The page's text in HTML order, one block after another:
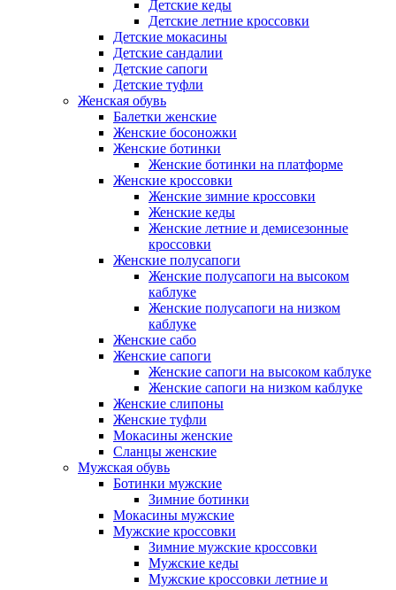
Детские кеды
Детские летние кроссовки
Детские мокасины
Детские сандалии
Детские сапоги
Детские туфли
Женская обувь
Балетки женские
Женские босоножки
Женские ботинки
Женские ботинки на платформе
Женские кроссовки
Женские зимние кроссовки
Женские кеды
Женские летние и демисезонные
кроссовки
Женские полусапоги
Женские полусапоги на высоком
каблуке
Женские полусапоги на низком
каблуке
Женские сабо
Женские сапоги
Женские сапоги на высоком каблуке
Женские сапоги на низком каблуке
Женские слипоны
Женские туфли
Мокасины женские
Сланцы женские
Мужская обувь
Ботинки мужские
Зимние ботинки
Мокасины мужские
Мужские кроссовки
Зимние мужские кроссовки
Мужские кеды
Мужские кроссовки летние и